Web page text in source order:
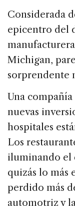
Considerada
epicentro del
Michigan,
sorprendente
Una
nuevas
hospitales
Los
iluminando el
quizás lo más
perdido más
automotriz y